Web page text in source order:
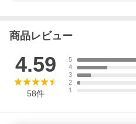
商品レビュー
4.59
58件
5
4
3
2
1